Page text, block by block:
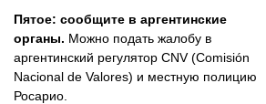
Пятое: сообщите в аргентинские
органы. Можно подать жалобу в
аргентинский регулятор CNV (Comisión
Nacional de Valores) и местную полицию
Росарио.